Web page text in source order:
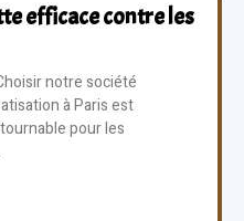
efficace contre les
notre société
à Paris est
pour les